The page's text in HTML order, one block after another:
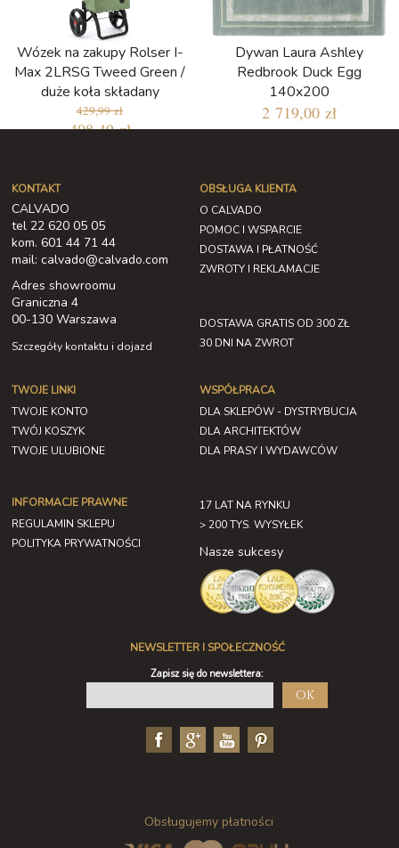
Wózek na zakupy Rolser I-
Max 2LRSG Tweed Green /
duże koła składany
429,99 zł
408,49 zł
Dywan Laura Ashley
Redbrook Duck Egg
140x200
2 719,00 zł
KONTAKT
CALVADO
tel 22 620 05 05
kom. 601 44 71 44
mail: calvado@calvado.com
Adres showroomu
Graniczna 4
00-130 Warszawa
Szczegóły kontaktu i dojazd
OBSŁUGA KLIENTA
O CALVADO
POMOC I WSPARCIE
DOSTAWA I PŁATNOŚĆ
ZWROTY I REKLAMACJE
DOSTAWA GRATIS OD 300 ZŁ
30 DNI NA ZWROT
TWOJE LINKI
TWOJE KONTO
TWÓJ KOSZYK
TWOJE ULUBIONE
INFORMACJE PRAWNE
REGULAMIN SKLEPU
POLITYKA PRYWATNOŚCI
WSPÓŁPRACA
DLA SKLEPÓW - DYSTRYBUCJA
DLA ARCHITEKTÓW
DLA PRASY I WYDAWCÓW
17 LAT NA RYNKU
> 200 TYS. WYSYŁEK
Nasze sukcesy
NEWSLETTER I SPOŁECZNOŚĆ
Zapisz się do newslettera:
OK
Obsługujemy płatności